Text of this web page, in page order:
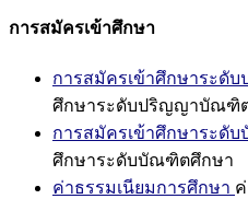
การสมัครเข้าศึกษา
การสมัครเข้าศึกษาระ
ศึกษาระดับปริญญาบัณฑิ
การสมัครเข้าศึกษาระดั
ศึกษาระดับบัณฑิตศึกษา
ค่าธรรมเนียมการศึกษา